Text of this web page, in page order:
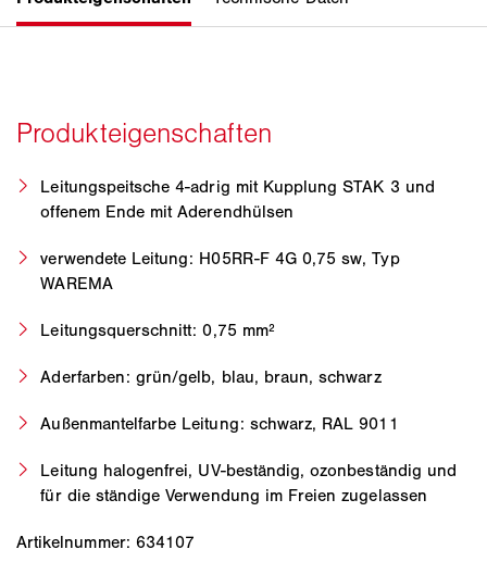
Leitungspeitsche 4-adrig mit Kupplung STAK 3 und
offenem Ende mit Aderendhülsen
verwendete Leitung: H05RR-F 4G 0,75 sw, Typ
WAREMA
Leitungsquerschnitt: 0,75 mm²
Aderfarben: grün/gelb, blau, braun, schwarz
Außenmantelfarbe Leitung: schwarz, RAL 9011
Leitung halogenfrei, UV-beständig, ozonbeständig und
für die ständige Verwendung im Freien zugelassen
Artikelnummer: 634107